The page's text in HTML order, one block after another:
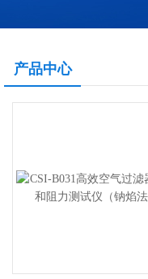
产品中心